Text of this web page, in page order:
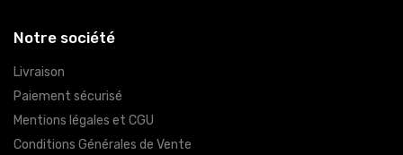
Notre société
Livraison
Paiement sécurisé
Mentions légales et CGU
Conditions Générales de Vente